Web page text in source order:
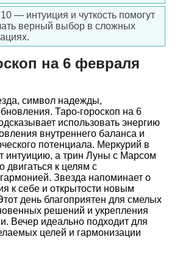
— интуиция и чуткость помогут
верный выбор в сложных
на 6 февраля
символ надежды,
Таро-гороскоп на 6
использовать энергию
внутреннего баланса и
потенциала. Меркурий в
интуицию, а трин Луны с Марсом
двигаться к целям с
Звезда напоминает о
к себе и открытости новым
день благоприятен для смелых
решений и укрепления
Вечер идеально подходит для
целей и гармонизации